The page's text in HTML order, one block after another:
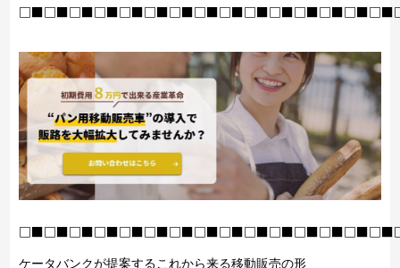
ケータバンクが提案するこれから来る移動販売の形